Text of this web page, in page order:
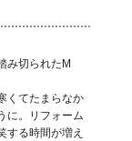
み切られたM
くてたまらなか
に。リフォーム
する時間が増え